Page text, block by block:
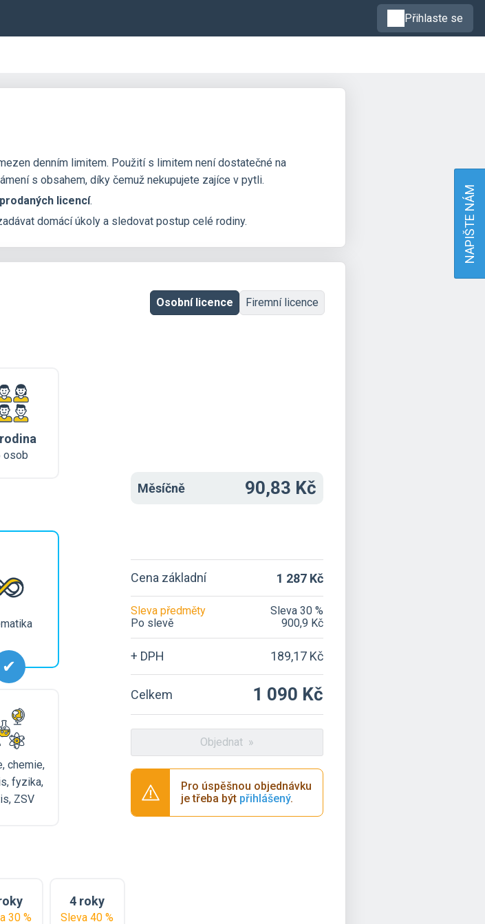
Přihlaste se
denním limitem. Použití s limitem není dostatečné na
s obsahem, díky čemuž nekupujete zajíce v pytli.
licencí.
domácí úkoly a sledovat postup celé rodiny.
Osobní licence Firemní licence
osob
chemie,
fyzika,
ZSV
30 %
4 roky
Sleva 40 %
Měsíčně 90,83 Kč
Cena základní 1 287 Kč
Sleva předměty
Sleva 30 %
Po slevě
900,9 Kč
+ DPH 189,17 Kč
Celkem 1 090 Kč
Objednat »
Pro úspěšnou objednávku
je třeba být přihlášený.
NAPIŠTE NÁM